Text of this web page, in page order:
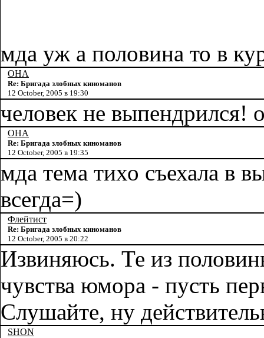
мда уж а половина то в
OHA
Re: Бригада злобных киноманов
12 October, 2005 в 19:30
человек не выпендрился!
OHA
Re: Бригада злобных киноманов
12 October, 2005 в 19:35
мда тема тихо съехала в
всегда=)
Флейтист
Re: Бригада злобных киноманов
12 October, 2005 в 20:22
Извиняюсь. Те из
чувства юмора - пусть
Слушайте, ну
SHON